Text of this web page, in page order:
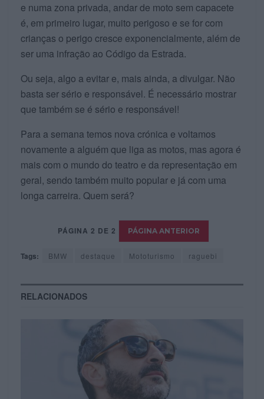
e numa zona privada, andar de moto sem capacete
é, em primeiro lugar, muito perigoso e se for com
crianças o perigo cresce exponencialmente, além de
ser uma infração ao Código da Estrada.
Ou seja, algo a evitar e, mais ainda, a divulgar. Não
basta ser sério e responsável. É necessário mostrar
que também se é sério e responsável!
Para a semana temos nova crónica e voltamos
novamente a alguém que liga as motos, mas agora é
mais com o mundo do teatro e da representação em
geral, sendo também muito popular e já com uma
longa carreira. Quem será?
PÁGINA 2 DE 2
Tags: BMW destaque Mototurismo raguebi
RELACIONADOS